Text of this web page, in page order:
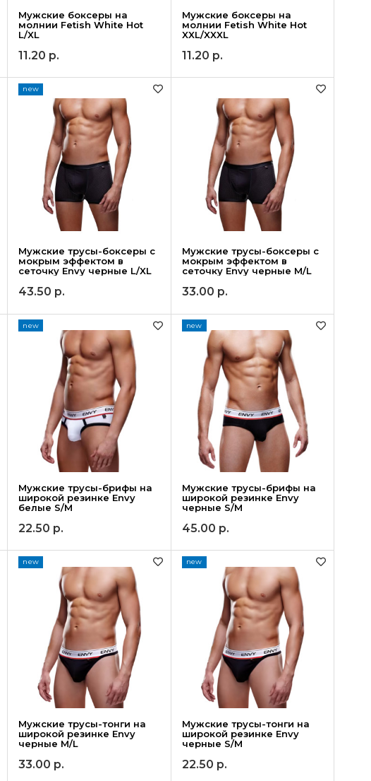
Мужские боксеры на
молнии Fetish White Hot
L/XL
11.20 р.
Мужские боксеры на
молнии Fetish White Hot
XXL/XXXL
11.20 р.
Мужские трусы-боксеры с
мокрым эффектом в
сеточку Envy черные L/XL
new
43.50 р.
Мужские трусы-боксеры с
мокрым эффектом в
сеточку Envy черные M/L
33.00 р.
Мужские трусы-брифы на
широкой резинке Envy
белые S/M
new
22.50 р.
Мужские трусы-брифы на
широкой резинке Envy
черные S/M
new
45.00 р.
Мужские трусы-тонги на
широкой резинке Envy
черные M/L
new
33.00 р.
Мужские трусы-тонги на
широкой резинке Envy
черные S/M
new
22.50 р.